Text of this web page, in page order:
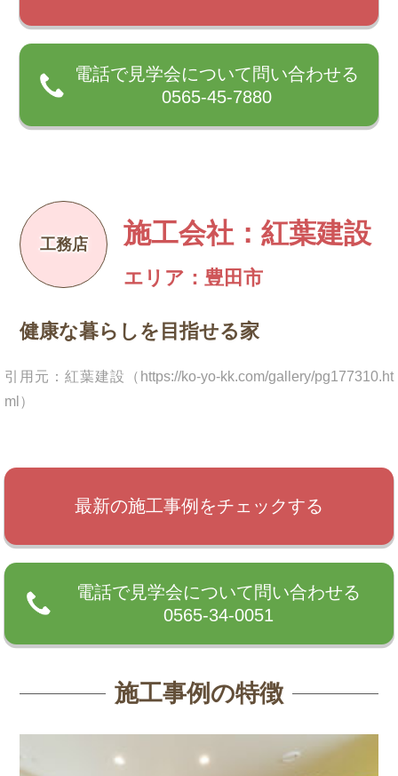
電話で見学会について問い合わせる
0565-45-7880
施工会社：紅葉建設
エリア：豊田市
健康な暮らしを目指せる家
引用元：紅葉建設（https://ko-yo-kk.com/gallery/pg177310.ht
ml）
最新の施工事例をチェックする
電話で見学会について問い合わせる
0565-34-0051
施工事例の特徴